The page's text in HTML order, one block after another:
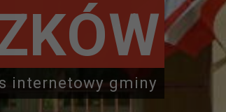
internetowy gminy